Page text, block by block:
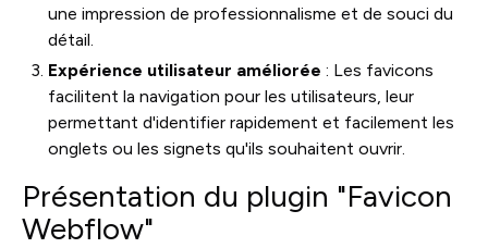
une impression de professionnalisme et de souci du
détail.
Expérience utilisateur améliorée : Les favicons
facilitent la navigation pour les utilisateurs, leur
permettant d'identifier rapidement et facilement les
onglets ou les signets qu'ils souhaitent ouvrir.
Présentation du plugin "Favicon
Webflow"